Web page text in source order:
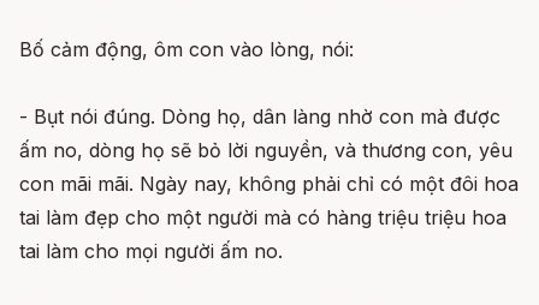
Bố cảm động, ôm con vào lòng, nói:
- Bụt nói đúng. Dòng họ, dân làng nhờ con mà được
ấm no, dòng họ sẽ bỏ lời nguyền, và thương con, yêu
con mãi mãi. Ngày nay, không phải chỉ có một đôi hoa
tai làm đẹp cho một người mà có hàng triệu triệu hoa
tai làm cho mọi người ấm no.